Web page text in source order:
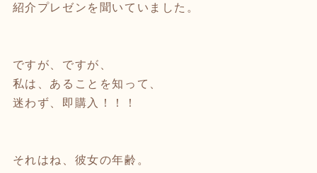
紹介プレゼンを聞いていました。
ですが、ですが、
私は、あることを知って、
迷わず、即購入！！！
それはね、彼女の年齢。